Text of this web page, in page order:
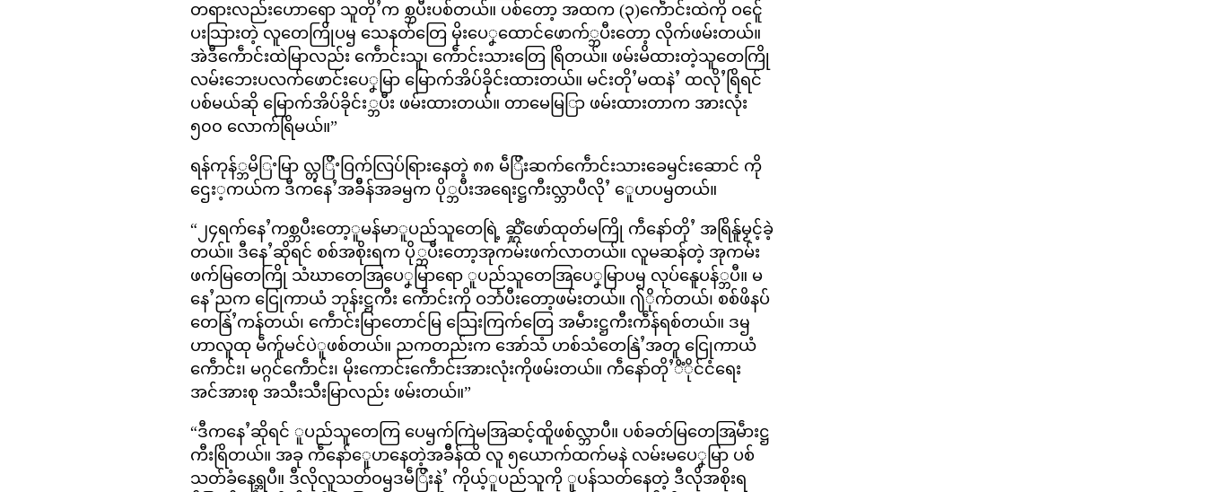
တရားလည်းဟောရော သူတိုႛက စ္ဘပီးပစ်တယ်။ ပစ်တော့ အထက (၃)ကေဵာင်းထဲကို ဝင်ေူ
ပးသြားတဲ့ လူတေကြိုပၝ သေနတ်တြေ မိုးပေၞထောင်ဖောက်္ဘပီးတော့ လိုက်ဖမ်းတယ်။
အဲဒီကေဵာင်းထဲမြာလည်း ကေဵာင်းသူ၊ ကေဵာင်းသားတြေ ရြိတယ်။ ဖမ်းမိထားတဲ့သူတေကြို
လမ်းဘေးပလက်ဖောင်းပေၞမြာ မြောက်အိပ်ခိုင်းထားတယ်။ မင်းတိုႛမထနဲႛ ထလိုႛရြိရင်
ပစ်မယ်ဆို မြောက်အိပ်ခိုင်း္ဘပီး ဖမ်းထားတယ်။ တာမေမြြာ ဖမ်းထားတာက အားလုံး
၅၀၀ လောက်ရြိမယ်။”
ရန်ကုန်္ဘမိြႚမြာ လ္တွြိႚဝြက်လြပ်ရြားနေတဲ့ ၈၈ မဵြိးဆက်ကေဵာင်းသားခေၝင်းဆောင် ကို
ဌေး့ကယ်က ဒီကနေႛအခဵိန်အခၝက ပို္ဘပီးအရေးဋ္ဌကီးလ္ဘာပီလိုႛ ေူပာပၝတယ်။
“၂၄ရက်နေႛကစ္ဘပီးတော့ူမန်မာူပည်သူတေရြဲ့ ဆ္ဋိံဖော်ထုတ်မကြို ကဵနော်တိုႛ အရြိန်ူမၟင့်ခဲ့
တယ်။ ဒီနေႛဆိုရင် စစ်အစိုးရက ပို္ဘပီးတော့အုကမ်းဖက်လာတယ်။ လူမဆန်တဲ့ အုကမ်း
ဖက်မြတေကြို သံဃာတေအြပေၞမြာရော ူပည်သူတေအြပေၞမြာပၝ လုပ်နေူပန်္ဘပီ။ မ
နေႛညက ငြေုကာယံ ဘုန်းဋ္ဌကီး ကေဵာင်းကို ဝင်္ဘပီးတော့ဖမ်းတယ်။ ႟ိုက်တယ်၊ စစ်ဖိနပ်
တေနြဲႛကန်တယ်၊ ကေဵာင်းမြာတောင်မြ သြေးကြက်တြေ အမဵားဋ္ဌကီးကဵန်ရစ်တယ်။ ဒၝ
ဟာလူထု မဵက်ူမင်ပဲူဖစ်တယ်။ ညကတည်းက အော်သံ ဟစ်သံတေနြဲႛအတူ ငြေုကာယံ
ကေဵာင်း၊ မဂ္ဂင်ကေဵာင်း၊ မိုးကောင်းကေဵာင်းအားလုံးကိုဖမ်းတယ်။ ကဵနော်တိုႛိံိုင်ငံရေး
အင်အားစု အသီးသီးမြာလည်း ဖမ်းတယ်။”
“ဒီကနေႛဆိုရင် ူပည်သူတေကြ ပေၝက်ကြဲမအြဆင့်ထိူဖစ်လ္ဘာပီ။ ပစ်ခတ်မြတေအြမဵားဋ္ဌ
ကီးရြိတယ်။ အခု ကဵနော်ေူပာနေတဲ့အခဵိန်ထိ လူ ၅ယောက်ထက်မနဲ လမ်းမပေၞမြာ ပစ်
သတ်ခံနေရ္ဘပီ။ ဒီလိုလူသတ်ဝၝဒမဵြိးနဲႛ ကိုယ့်ူပည်သူကို ူပန်သတ်နေတဲ့ ဒီလိုအစိုးရ